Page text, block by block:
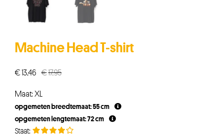
Machine Head T-shirt
€17,95Oorspronkelijke
€17,95.
€13,46
Huidige
€13,46.
Maat: XL
opgemeten breedtemaat: 55 cm
opgemeten lengtemaat: 72 cm